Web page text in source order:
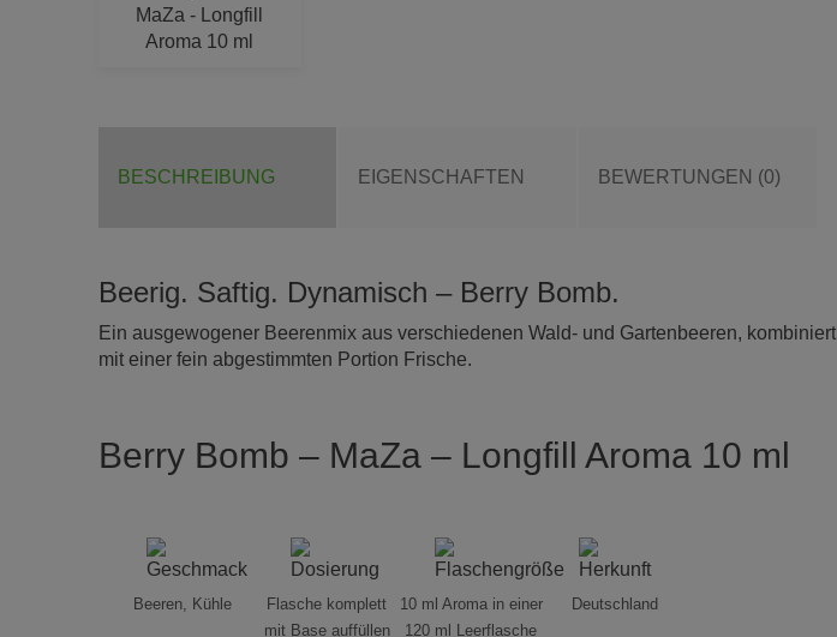
BESCHREIBUNG EIGENSCHAFTEN BEWERTUNGEN (0)
Beerig. Saftig. Dynamisch – Berry Bomb.
Ein ausgewogener Beerenmix aus verschiedenen Wald- und Gartenbeeren, kombiniert
mit einer fein abgestimmten Portion Frische.
Berry Bomb – MaZa – Longfill Aroma 10 ml
Beeren, Kühle
Flasche komplett
mit Base auffüllen
10 ml Aroma in einer
120 ml Leerflasche
Deutschland